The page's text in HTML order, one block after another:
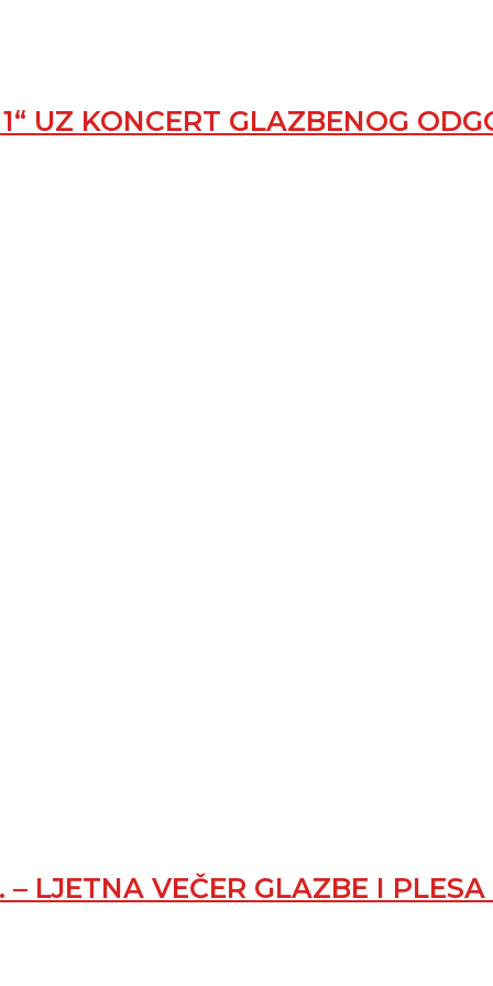
UZ KONCERT GLAZBENOG
LJETNA VEČER GLAZBE I